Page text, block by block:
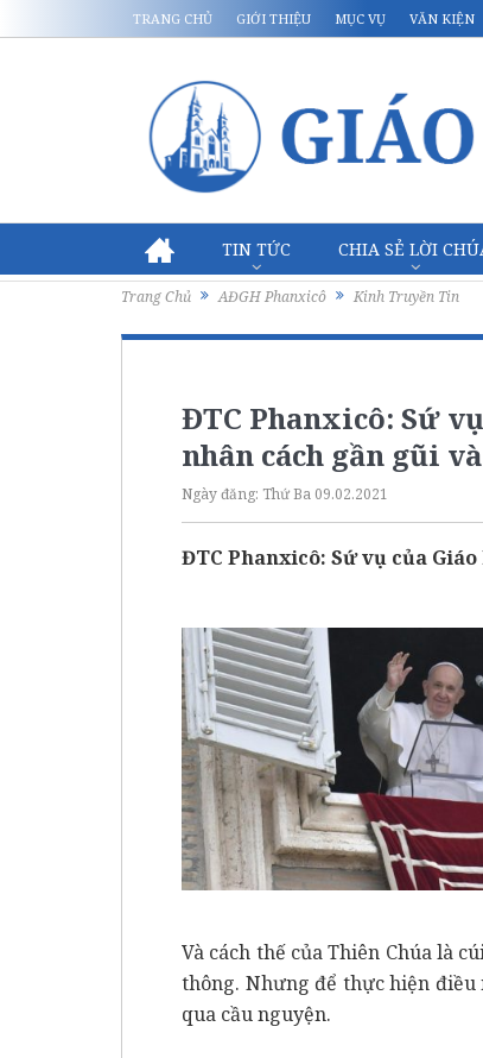
TRANG CHỦ GIỚI THIỆU MỤC VỤ VĂN KIỆN
TIN TỨC CHIA SẺ LỜI
Trang Chủ AĐGH Phanxicô Kinh Truyền Tin
ĐTC Phanxicô: Sứ
nhân cách gần gũi
Ngày đăng: Thứ Ba 09.02.2021
ĐTC Phanxicô: Sứ vụ của
Và cách thế của Thiên Chúa là
thông. Nhưng để thực hiện
qua cầu nguyện.